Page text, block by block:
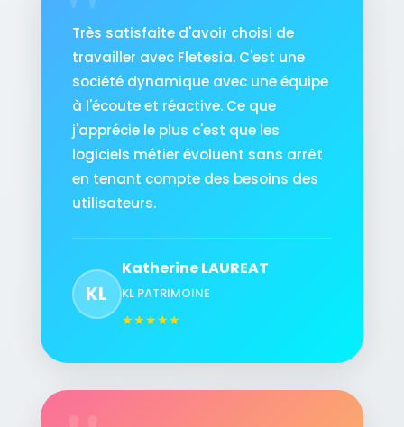
Très satisfaite d'avoir choisi de
travailler avec Fletesia. C'est une
société dynamique avec une équipe
à l'écoute et réactive. Ce que
j'apprécie le plus c'est que les
logiciels métier évoluent sans arrêt
en tenant compte des besoins des
utilisateurs.
KL
Katherine LAUREAT
KL PATRIMOINE
★★★★★